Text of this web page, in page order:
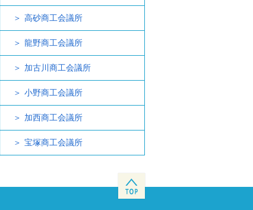
高砂商工会議所
龍野商工会議所
加古川商工会議所
小野商工会議所
加西商工会議所
宝塚商工会議所